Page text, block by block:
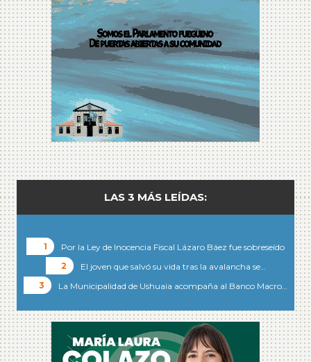
LAS 3 MÁS LEÍDAS:
Por la Ley de Inocencia Fiscal Lázaro Báez fue sobreseído
El joven que salvó su vida tras la avalancha se…
La Municipalidad de Ushuaia acompaña al Banco Macro…